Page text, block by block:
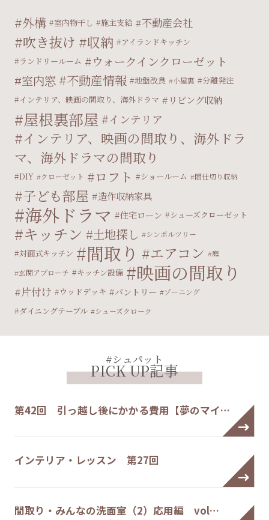
外構 室内物干し 施主支給 不動産会社
吹き抜け 収納
アイランドキッチン
ランドリールーム
ウォークインクローゼット
室内窓 不動産情報 地盤改良 小屋裏
分離発注
インテリア、映画の間取り、海外ドラマ
リビング収納
屋根裏部屋 インテリア
インテリア、映画の間取り、海外ドラ
マ、海外ドラマの間取り
DIY クローゼット ロフト ショールーム 間仕切り収納
子ども部屋 造作収納家具
海外ドラマ 住宅ローン シューズクローゼット
キッチン 土地探し シンボルツリー
対面式キッチン 間取り エアコン
庭
玄関アプローチ
キッチン設備 映画の間取り
片付け ウッドデッキ パントリー ゾーニング
ダイニングテーブル シューズクローク
#シュパット
PICK UP記事
第42回 引っ越し後にかかる費用【夢のマイ…
インテリア・レッスン 第27回
間取り・みんなの洗面室（2）応用編 vol…